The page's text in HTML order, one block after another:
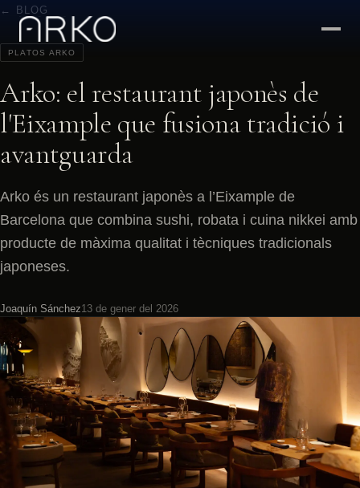
← BLOG
PLATOS ARKO
Arko: el restaurant japonès de
l'Eixample que fusiona tradició i
avantguarda
Arko és un restaurant japonès a l’Eixample de
Barcelona que combina sushi, robata i cuina nikkei amb
producte de màxima qualitat i tècniques tradicionals
japoneses.
Joaquín Sánchez13 de gener del 2026